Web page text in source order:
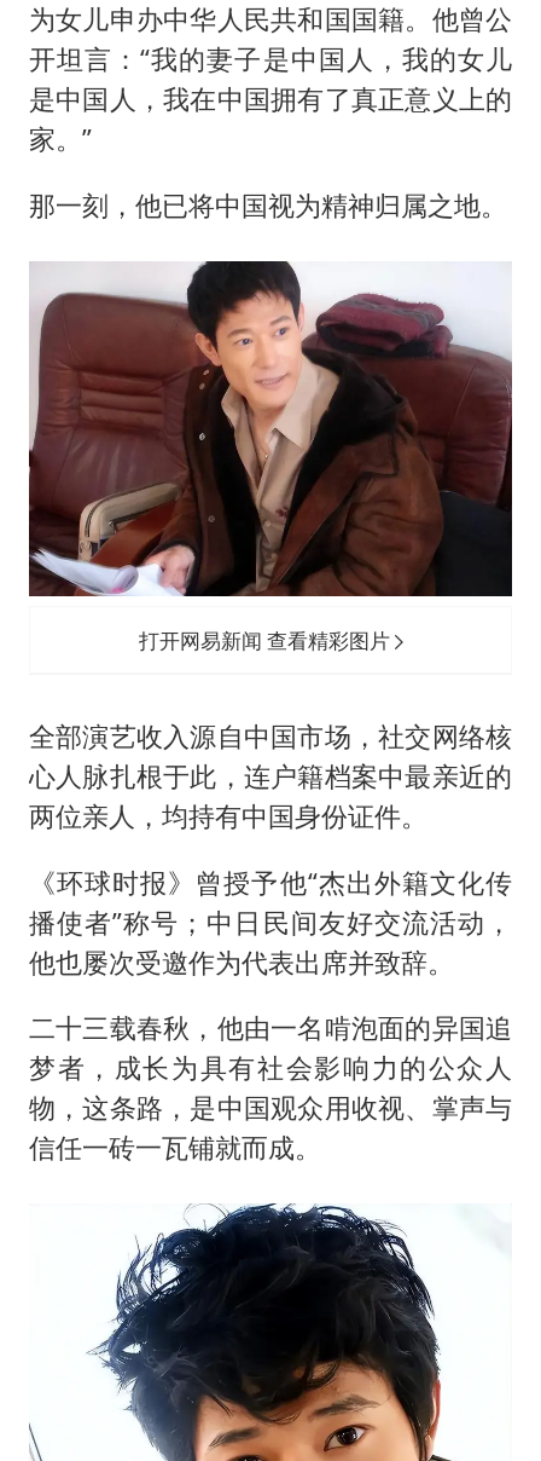
为女儿申办中华人民共和国国籍。他曾公
开坦言：“我的妻子是中国人，我的女儿
是中国人，我在中国拥有了真正意义上的
家。”
那一刻，他已将中国视为精神归属之地。
打开网易新闻 查看精彩图片
全部演艺收入源自中国市场，社交网络核
心人脉扎根于此，连户籍档案中最亲近的
两位亲人，均持有中国身份证件。
《环球时报》曾授予他“杰出外籍文化传
播使者”称号；中日民间友好交流活动，
他也屡次受邀作为代表出席并致辞。
二十三载春秋，他由一名啃泡面的异国追
梦者，成长为具有社会影响力的公众人
物，这条路，是中国观众用收视、掌声与
信任一砖一瓦铺就而成。